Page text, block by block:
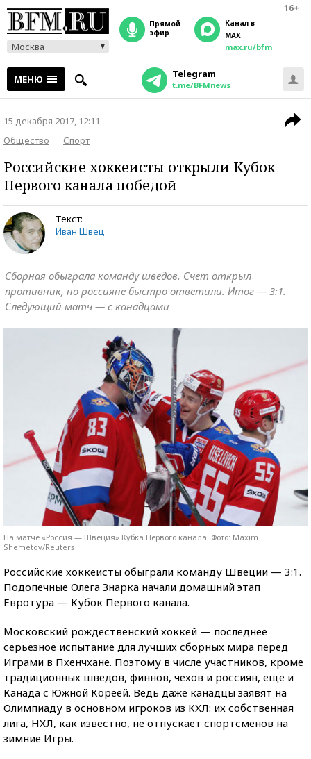
16+
Москва
прямой
эфир
Канал в
MAX
max.ru/bfm
МЕНЮ Telegram
t.me/BFMnews
15 декабря 2017, 12:11
Общество
Спорт
Российские хоккеисты открыли Кубок
Первого канала победой
Текст:
Иван Швец
Сборная обыграла команду шведов. Счет открыл
противник, но россияне быстро ответили. Итог — 3:1.
Следующий матч — с канадцами
На матче «Россия — Швеция» Кубка Первого канала. Фото: Maxim
Shemetov/Reuters
Российские хоккеисты обыграли команду Швеции — 3:1.
Подопечные Олега Знарка начали домашний этап
Евротура — Кубок Первого канала.
Московский рождественский хоккей — последнее
серьезное испытание для лучших сборных мира перед
Играми в Пхенчхане. Поэтому в числе участников, кроме
традиционных шведов, финнов, чехов и россиян, еще и
Канада с Южной Кореей. Ведь даже канадцы заявят на
Олимпиаду в основном игроков из КХЛ: их собственная
лига, НХЛ, как известно, не отпускает спортсменов на
зимние Игры.